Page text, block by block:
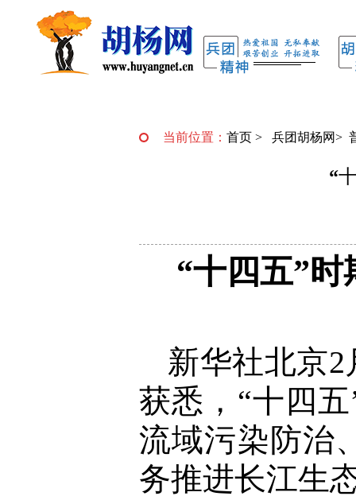
当前位置： 首页 > 兵团胡杨网>
“
“十四五”
新华社北京
获悉，“十四
流域污染防治
务推进长江生